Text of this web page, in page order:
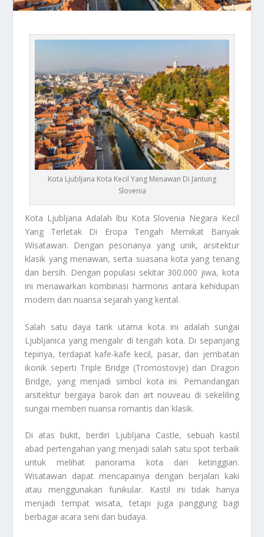
Kota Ljubljana Kota Kecil Yang Menawan Di Jantung
Slovenia
Kota Ljubljana Adalah Ibu Kota Slovenia Negara Kecil
Yang Terletak Di Eropa Tengah Memikat Banyak
Wisatawan. Dengan pesonanya yang unik, arsitektur
klasik yang menawan, serta suasana kota yang tenang
dan bersih. Dengan populasi sekitar 300.000 jiwa, kota
ini menawarkan kombinasi harmonis antara kehidupan
modern dan nuansa sejarah yang kental.
Salah satu daya tarik utama kota ini adalah sungai
Ljubljanica yang mengalir di tengah kota. Di sepanjang
tepinya, terdapat kafe-kafe kecil, pasar, dan jembatan
ikonik seperti Triple Bridge (Tromostovje) dan Dragon
Bridge, yang menjadi simbol kota ini. Pemandangan
arsitektur bergaya barok dan art nouveau di sekeliling
sungai memberi nuansa romantis dan klasik.
Di atas bukit, berdiri Ljubljana Castle, sebuah kastil
abad pertengahan yang menjadi salah satu spot terbaik
untuk melihat panorama kota dari ketinggian.
Wisatawan dapat mencapainya dengan berjalan kaki
atau menggunakan funikular. Kastil ini tidak hanya
menjadi tempat wisata, tetapi juga panggung bagi
berbagai acara seni dan budaya.